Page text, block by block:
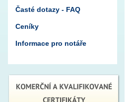
Časté dotazy - FAQ
Ceníky
Informace pro notáře